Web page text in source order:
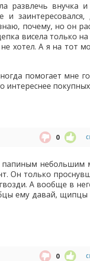
внучка и
заинтересовался,
почему, но он
висела только на
хотел. А я на тот
помогает мне
0
папиным небольшим
Он только
А вообще в
ему давай, щипцы
0